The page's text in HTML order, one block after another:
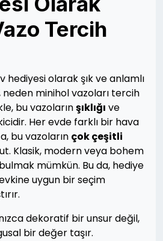
Tercih
hediyesi olarak şık ve anlamlı
minihol vazoları tercih
bu vazolarınşıklığı ve
Her evde farklı bir hava
bu vazoların çok çeşitli
Klasik, modern veya bohem
mümkün. Bu da, hediye
uygun bir seçim
dekoratif bir unsur değil,
bir değer taşır.